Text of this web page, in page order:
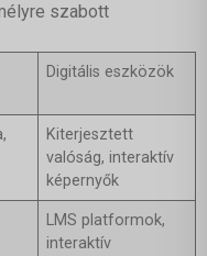
szabott
Digitális eszközök
Kiterjesztett
valóság, interaktív
képernyők
LMS platformok,
interaktív